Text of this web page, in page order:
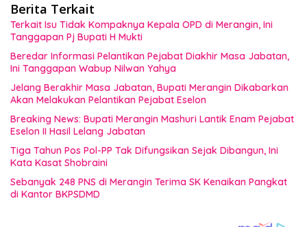
Berita Terkait
Terkait Isu Tidak Kompaknya Kepala OPD di Merangin, Ini
Tanggapan Pj Bupati H Mukti
Beredar Informasi Pelantikan Pejabat Diakhir Masa Jabatan,
Ini Tanggapan Wabup Nilwan Yahya
Jelang Berakhir Masa Jabatan, Bupati Merangin Dikabarkan
Akan Melakukan Pelantikan Pejabat Eselon
Breaking News: Bupati Merangin Mashuri Lantik Enam Pejabat
Eselon II Hasil Lelang Jabatan
Tiga Tahun Pos Pol-PP Tak Difungsikan Sejak Dibangun, Ini
Kata Kasat Shobraini
Sebanyak 248 PNS di Merangin Terima SK Kenaikan Pangkat
di Kantor BKPSDMD